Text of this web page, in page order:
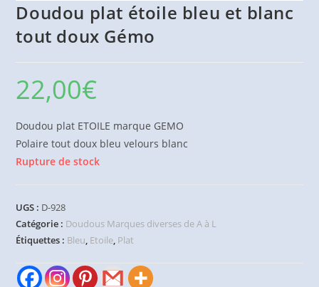
Doudou plat étoile bleu et blanc
tout doux Gémo
22,00€
Doudou plat ETOILE marque GEMO
Polaire tout doux bleu velours blanc
Rupture de stock
UGS : D-928
Catégorie : Doudous Marques diverses de A à L
Étiquettes : Bleu, Etoile, Plat